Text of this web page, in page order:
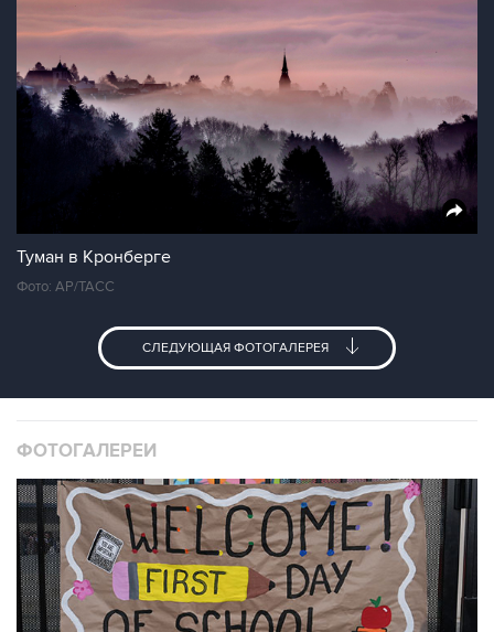
Туман в Кронберге
Фото: AP/ТАСС
СЛЕДУЮЩАЯ ФОТОГАЛЕРЕЯ
ФОТОГАЛЕРЕИ